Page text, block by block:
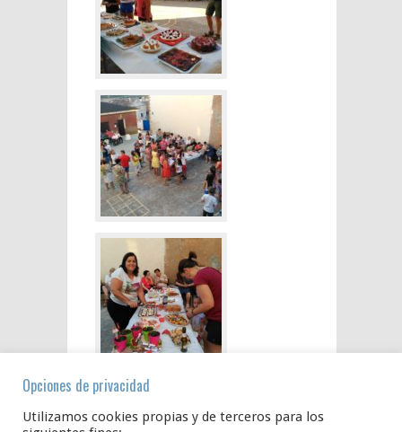
Opciones de privacidad
Utilizamos cookies propias y de terceros para los